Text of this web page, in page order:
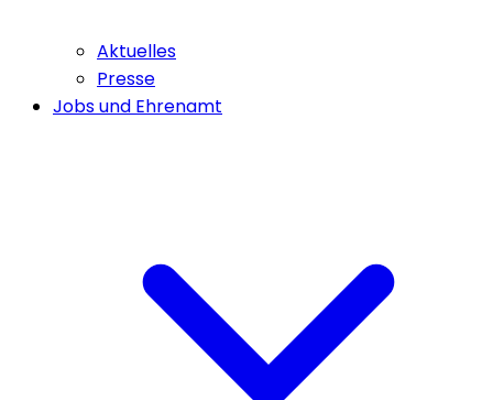
Aktuelles
Presse
Jobs und Ehrenamt